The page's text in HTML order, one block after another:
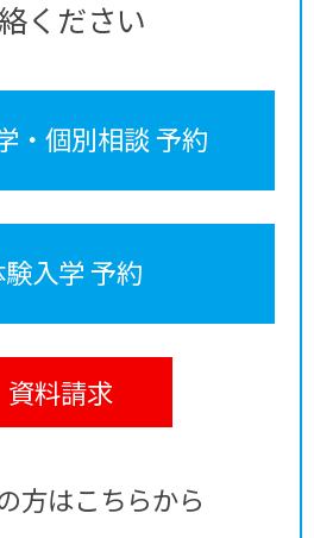
ください
・個別相談 予約
入学 予約
資料請求
方はこちらから